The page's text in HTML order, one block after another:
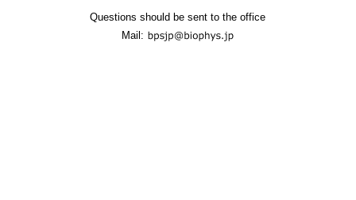
Questions should be sent to the office
Mail: